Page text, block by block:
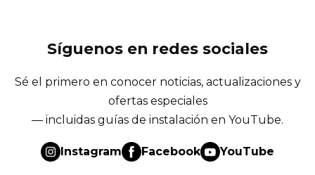
Síguenos en redes sociales
Sé el primero en conocer noticias, actualizaciones y
ofertas especiales
— incluidas guías de instalación en YouTube.
Instagram Facebook YouTube